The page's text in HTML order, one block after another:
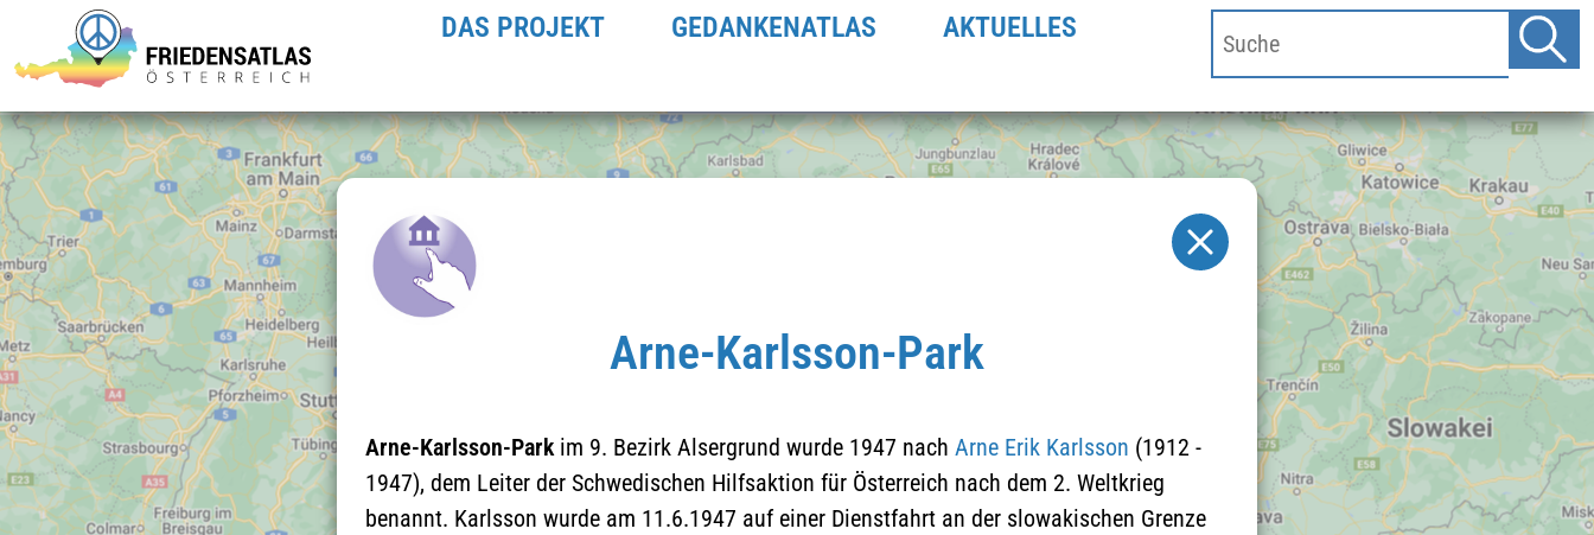
DAS PROJEKT GEDANKENATLAS AKTUELLES
Klicken Sie hier um die
Datenschutzerklärung zu
Arne-Karlsson-Park
Arne-Karlsson-Park im 9. Bezirk Alsergrund wurde 1947 nach Arne Erik Karlsson (1912 -
1947), dem Leiter der Schwedischen Hilfsaktion für Österreich nach dem 2. Weltkrieg
benannt. Karlsson wurde am 11.6.1947 auf einer Dienstfahrt an der slowakischen Grenze